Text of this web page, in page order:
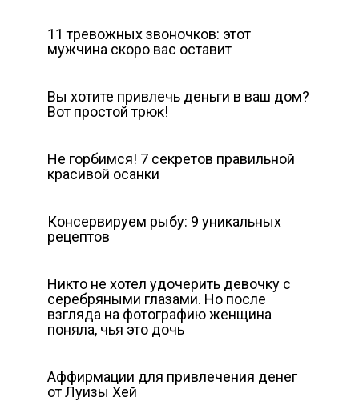
11 тревожных звоночков: этот
мужчина скоро вас оставит
Вы хотите привлечь деньги в ваш дом?
Вот простой трюк!
Не горбимся! 7 секретов правильной
красивой осанки
Консервируем рыбу: 9 уникальных
рецептов
Никто не хотел удочерить девочку с
серебряными глазами. Но после
взгляда на фотографию женщина
поняла, чья это дочь
Аффирмации для привлечения денег
от Луизы Хей